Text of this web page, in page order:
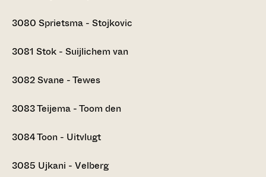
3080 Sprietsma - Stojkovic
3081 Stok - Suijlichem van
3082Svane - Tewes
3083Teijema - Toom den
3084Toon - Uitvlugt
3085 Ujkani - Velberg